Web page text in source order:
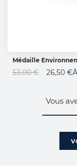
Médaille
Prix
26,50 €
53,00 €
Vous